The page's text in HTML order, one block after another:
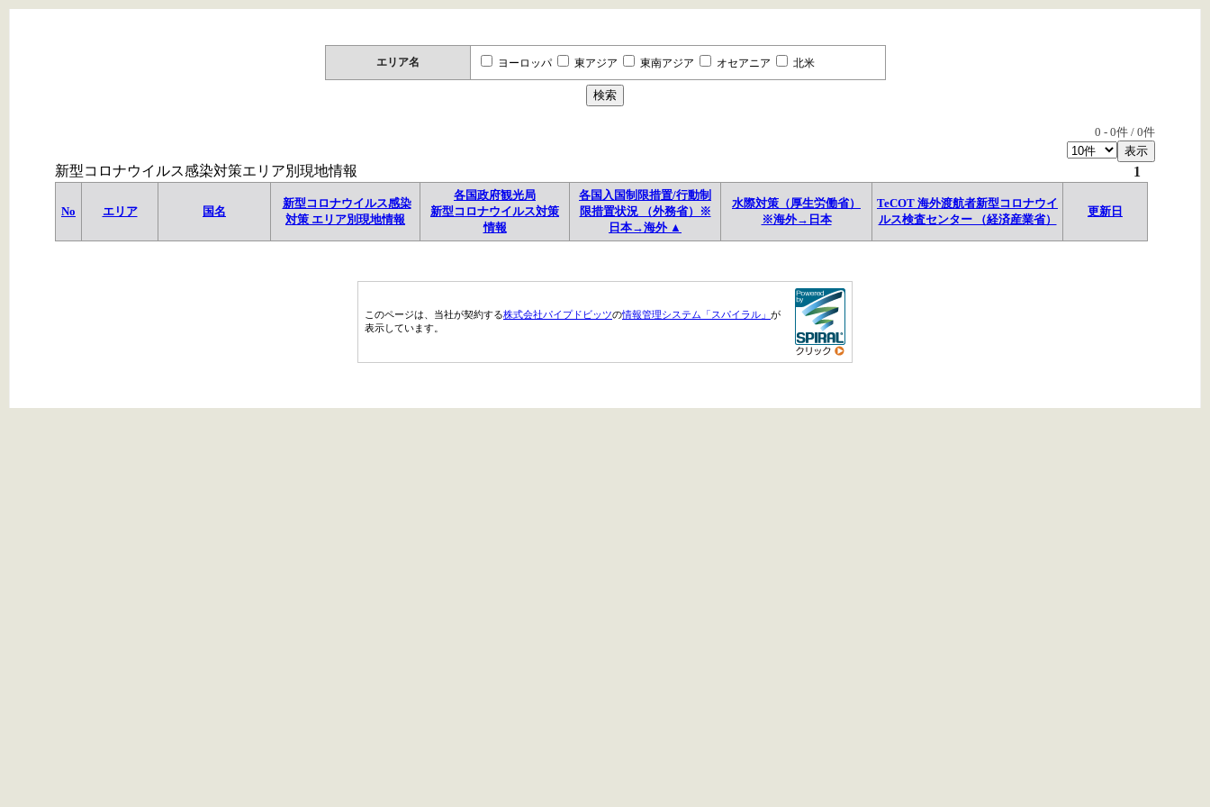
エリア名 ヨーロッパ 東アジア 東南アジア オセアニア 北米
0 - 0件 / 0件
新型コロナウイルス感染対策エリア別現地情報 1
No エリア 国名
新型コロナウイルス感染
対策 エリア別現地情報
各国政府観光局
新型コロナウイルス対策
情報
各国入国制限措置/行動制
限措置状況 （外務省）※
日本→海外 ▲
水際対策（厚生労働省）
※海外→日本
TeCOT 海外渡航者新型コロナウイ
ルス検査センター （経済産業省）
更新日
このページは、当社が契約する株式会社パイプドビッツの情報管理システム「スパイラル」 が
表示しています。